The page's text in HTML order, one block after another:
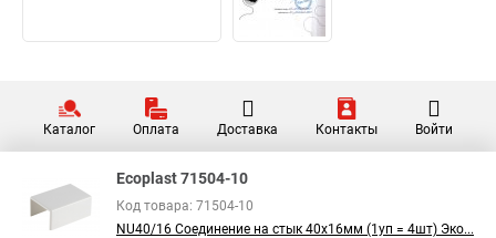
Каталог Оплата Доставка Контакты Войти
Ecoplast 71504-10
Код товара: 71504-10
NU40/16 Соединение на стык 40х16мм (1уп = 4шт) Эко...